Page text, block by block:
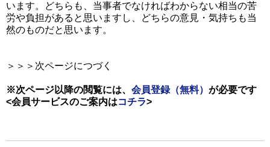
います。どちらも、当事者でなければわからない相当の苦
労や負担があると思いますし、どちらの意見・気持ちも当
然のものだと思います。
＞＞＞次ページにつづく
※次ページ以降の閲覧には、 会員登録（無料） が必要です
<会員サービスのご案内はコチラ>